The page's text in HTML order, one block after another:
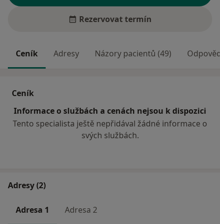
Rezervovat termín
Ceník Adresy Názory pacientů (49)
Ceník
Informace o službách a cenách nejsou k dispozici
Tento specialista ještě nepřidával žádné informace o
svých službách.
Adresy (2)
Adresa 1 Adresa 2